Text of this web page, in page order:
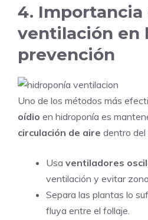
4. Importancia
ventilación en
prevención
Uno de los métodos más
oídio en hidroponía es
circulación de aire dentro del
Usa ventiladores
ventilación y evitar
Separa las plantas lo
fluya entre el follaje.